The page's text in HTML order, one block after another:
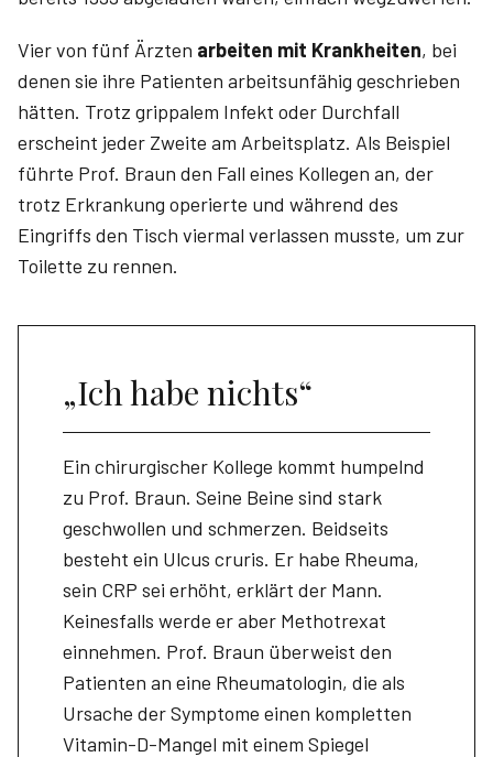
Vier von fünf Ärzten arbeiten mit Krankheiten, bei
denen sie ihre Patienten arbeitsunfähig geschrieben
hätten. Trotz grippalem Infekt oder Durchfall
erscheint jeder Zweite am Arbeitsplatz. Als Beispiel
führte Prof. Braun den Fall eines Kollegen an, der
trotz Erkrankung operierte und während des
Eingriffs den Tisch viermal verlassen musste, um zur
Toilette zu rennen.
„Ich habe nichts“
Ein chirurgischer Kollege kommt humpelnd
zu Prof. Braun. Seine Beine sind stark
geschwollen und schmerzen. Beidseits
besteht ein Ulcus cruris. Er habe Rheuma,
sein CRP sei erhöht, erklärt der Mann.
Keinesfalls werde er aber Methotrexat
einnehmen. Prof. Braun überweist den
Patienten an eine Rheumatologin, die als
Ursache der Symptome einen kompletten
Vitamin-D-Mangel mit einem Spiegel